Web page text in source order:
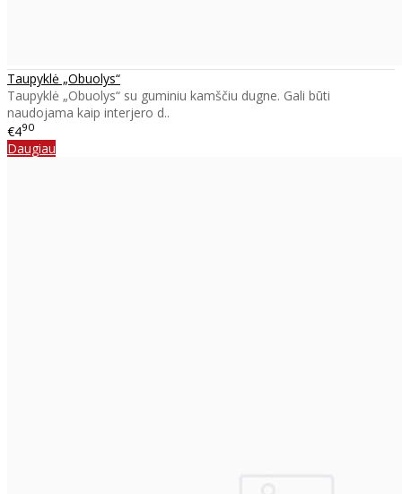
Taupyklė „Obuolys“
Taupyklė „Obuolys“ su guminiu kamščiu dugne. Gali būti
naudojama kaip interjero d..
€490
Daugiau